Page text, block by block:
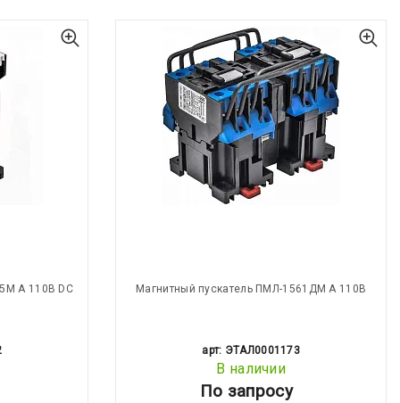
А 110В DC Магнитный пускатель ПМЛ-1561ДМ А 110В
арт: ЭТАЛ0001173
В наличии
По запросу